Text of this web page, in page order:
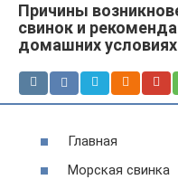
Причины
свинок и
домашних условиях
Главная
Морская свинка